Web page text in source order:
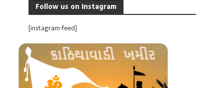
Follow us on Instagram
[instagram-feed]